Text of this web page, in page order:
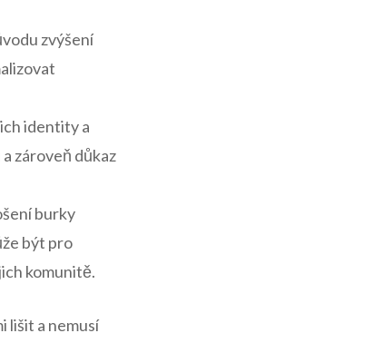
zvýšení
identity​ a
zároveň důkaz
burky
být pro
komunitě.
lišit a⁢ nemusí